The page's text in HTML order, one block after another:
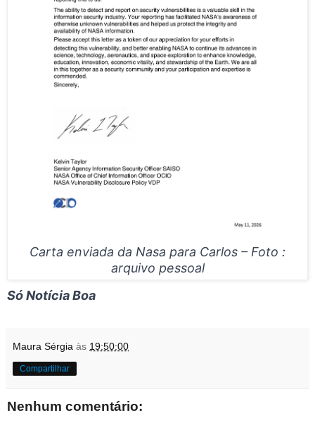
Carta enviada da Nasa para Carlos – Foto :
arquivo pessoal
Só Notícia Boa
Maura Sérgia às 19:50:00
Compartilhar
Nenhum comentário: